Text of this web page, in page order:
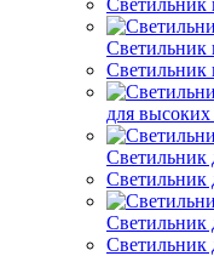
Светильник
Светильник
для высоких
Светильник
Светильник
Светильник
Светильник